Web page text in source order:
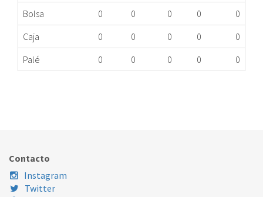
Bolsa
0 0 0 0
0
Caja
0 0 0 0
0
Palé
0 0 0 0 0
Contacto
Instagram
Twitter